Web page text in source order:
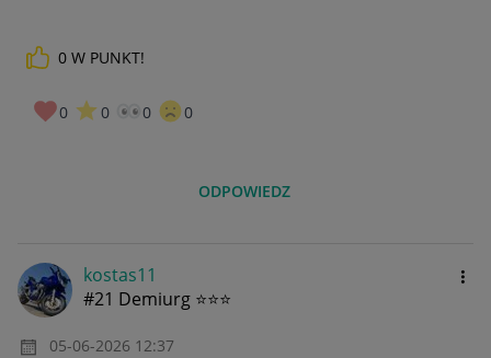
0 W PUNKT!
0 0 0 0
ODPOWIEDZ
kostas11
#21 Demiurg ⭐⭐⭐
‎05-06-2026 12:37